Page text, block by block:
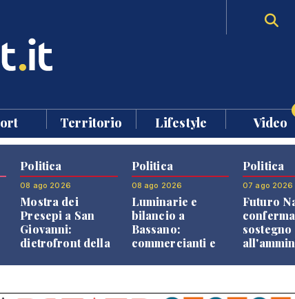
Territorio Lifestyle Video
Politica
08 ago 2026
Mostra dei
Presepi a San
Giovanni:
dietrofront della
Politica
08 ago 2026
Luminarie e
bilancio a
Bassano:
commercianti e
Politica
07 ago 2026
Futuro
sostegno